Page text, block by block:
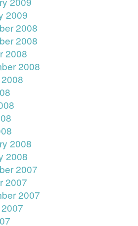
2009
2008
2008
2008
2008
2008
2008
2007
2007
2007